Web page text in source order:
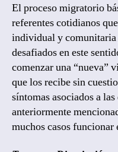
El proceso migratorio
referentes cotidianos
individual y
desafiados en este
comenzar una “nueva”
que los recibe sin
síntomas asociados a
anteriormente
muchos casos